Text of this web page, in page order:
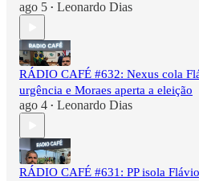
ago 5 • Leonardo Dias
RÁDIO CAFÉ #632: Nexus cola
urgência e Moraes aperta a eleição
ago 4 • Leonardo Dias
RÁDIO CAFÉ #631: PP isola